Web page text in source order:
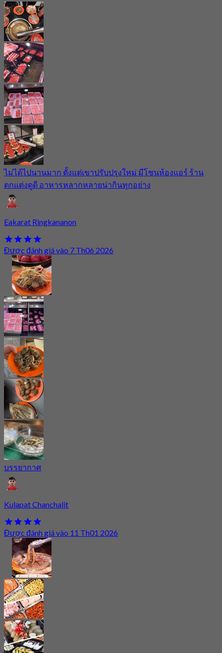
ไม่ได้ไปนานมาก ตั้งแต่เขาปรับปรุงใหม่ มีโซนห้องแอร์ ร้าน
ตกแต่งดูดี อาหารหลากหลายน่ากินทุกอย่าง
Eakarat Ringkananon
Được đánh giá vào 7 Th06 2026
บรรยากาศ
Kulapat Chanchalit
Được đánh giá vào 11 Th01 2026